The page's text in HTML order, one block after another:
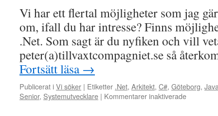
Vi har ett flertal möjligheter som jag
om, ifall du har intresse? Finns
.Net. Som sagt är du nyfiken och vill
peter(a)tillvaxtcompagniet.se så
Fortsätt läsa →
Publicerat iVi söker | Etiketter .Net, Arkitekt, C#, Göteborg,
Senior, Systemutvecklare | Kommentarer inaktiveradeför